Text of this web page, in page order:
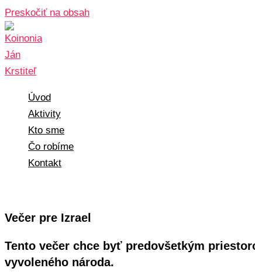
Preskočiť na obsah
Úvod
Aktivity
Kto sme
Čo robíme
Kontakt
Večer pre Izrael
Tento večer chce byť predovšetkým
vyvoleného národa.